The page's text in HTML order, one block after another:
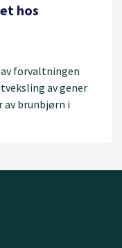
hos
forvaltningen
av gener
av brunbjørn i